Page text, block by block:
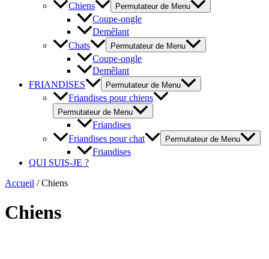
Chiens Permutateur de Menu
Coupe-ongle
Demêlant
Chats
Permutateur de Menu
Coupe-ongle
Demêlant
FRIANDISES
Permutateur de Menu
Friandises pour chiens
Permutateur de Menu
Friandises
Friandises pour chat
Permutateur de Menu
Friandises
QUI SUIS-JE ?
Accueil / Chiens
Chiens